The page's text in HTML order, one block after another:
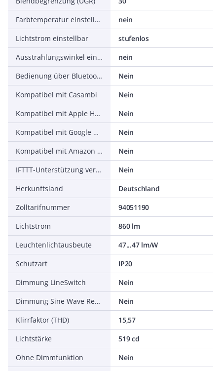
Farbtemperatur einstellbar
nein
Lichtstrom einstellbar
stufenlos
Ausstrahlungswinkel einstellbar
nein
Bedienung über Bluetooth
Nein
Kompatibel mit Casambi
Nein
Kompatibel mit Apple HomeKit
Nein
Kompatibel mit Google Assistant
Nein
Kompatibel mit Amazon Alexa
Nein
IFTTT-Unterstützung verfügbar
Nein
Herkunftsland
Deutschland
Zolltarifnummer
94051190
Lichtstrom
860 lm
Leuchtenlichtausbeute
47...47 lm/W
Schutzart
IP20
Dimmung LineSwitch
Nein
Dimmung Sine Wave Reduction
Nein
Klirrfaktor (THD)
15,57
Lichtstärke
519 cd
Ohne Dimmfunktion
Nein